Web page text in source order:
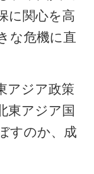
に関心を高
な危機に直
アジア政策
東アジア国
すのか、成